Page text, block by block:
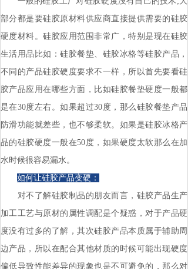
部分都是要硅胶原材料供应商直接提供需要的硅胶
硬度材料。硅胶应用范围非常广，特别是现在硅胶
生活用品比如：硅胶餐垫、硅胶冰格等硅胶产品，
不同的产品硅胶硬度要求不一样，所以首先要看硅
胶产品应用在哪些方面，比如硅胶餐垫硬度一般都
是在30度左右。如果超过30度，那么硅胶餐垫产品
防滑功能就差些，也不够柔软。如果是硅胶冰格产
品的硅胶硬度一般在50度，如果硬度太软那么在加
水时候很容易漏水。
如何让硅胶产品变硬：
对不了解硅胶制品的朋友而言，硅胶产品生产
加工工艺与原材的属性调配是个疑惑，对于产品硬
度没有过多的了解，其次硅胶产品本质属于辅助周
边产品，所以在配合其他材质的时候可能出现硬度
偏低导致性能差异的现象也是不可避免的，那么对